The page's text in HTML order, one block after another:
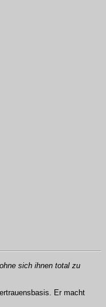
sich ihnen total zu
Er macht